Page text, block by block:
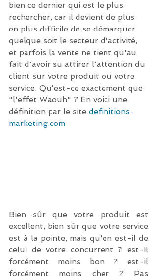
bien ce dernier qui est le plus
rechercher, car il devient de plus
en plus difficile de se démarquer
quelque soit le secteur d'activité,
et parfois la vente ne tient qu'au
fait d'avoir su attirer l'attention du
client sur votre produit ou votre
service. Qu'est-ce exactement que
"l'effet Waouh" ? En voici une
définition par le site definitions-
marketing.com
Bien sûr que votre produit est
excellent, bien sûr que votre service
est à la pointe, mais qu'en est-il de
celui de votre concurrent ? est-il
forcément moins bon ? est-il
forcément moins cher ? Pas